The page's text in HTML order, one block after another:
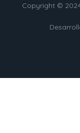
Copyright ©